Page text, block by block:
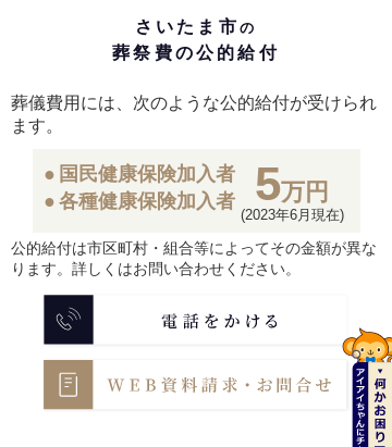
さいたま市 の
葬祭費の公的給付
葬儀費用には、次のような公的給付が受けられ
ます。
国民健康保険加入者
各種健康保険加入者
5万円
(2023年6月現在)
公的給付は市区町村・組合等によってその金額が異な
ります。詳しくはお問い合わせください。